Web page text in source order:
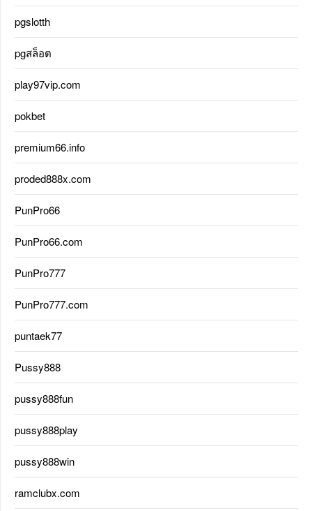
pgslotth
pgสล็อต
play97vip.com
pokbet
premium66.info
proded888x.com
PunPro66
PunPro66.com
PunPro777
PunPro777.com
puntaek77
Pussy888
pussy888fun
pussy888play
pussy888win
ramclubx.com